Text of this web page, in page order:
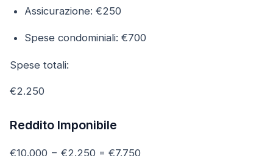
Assicurazione: €250
Spese condominiali: €700
Spese totali:
€2.250
Reddito Imponibile
€10.000 − €2.250 = €7.750